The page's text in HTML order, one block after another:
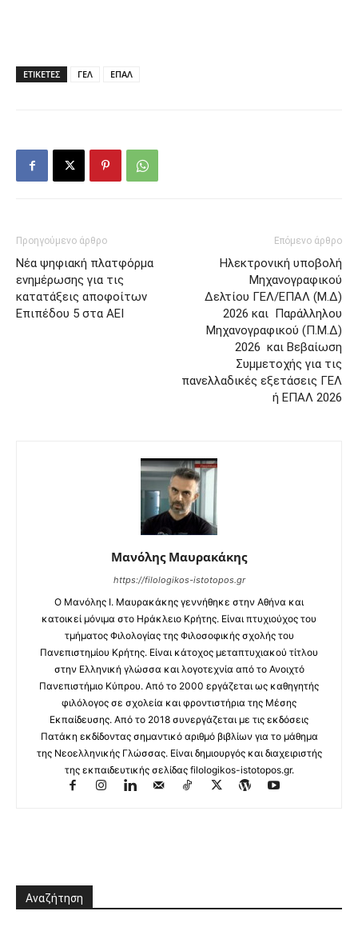
ΕΤΙΚΕΤΕΣ ΓΕΛ ΕΠΑΛ
Προηγούμενο άρθρο
Νέα ψηφιακή πλατφόρμα
ενημέρωσης για τις
κατατάξεις αποφοίτων
Επιπέδου 5 στα ΑΕΙ
Επόμενο άρθρο
Ηλεκτρονική υποβολή
Μηχανογραφικού
Δελτίου ΓΕΛ/ΕΠΑΛ (Μ.Δ)
2026 και Παράλληλου
Μηχανογραφικού (Π.Μ.Δ)
2026 και Βεβαίωση
Συμμετοχής για τις
πανελλαδικές εξετάσεις ΓΕΛ
ή ΕΠΑΛ 2026
Μανόλης Μαυρακάκης
https://filologikos-istotopos.gr
Ο Μανόλης I. Μαυρακάκης γεννήθηκε στην Αθήνα και
κατοικεί μόνιμα στο Ηράκλειο Κρήτης. Είναι πτυχιούχος του
τμήματος Φιλολογίας της Φιλοσοφικής σχολής του
Πανεπιστημίου Κρήτης. Είναι κάτοχος μεταπτυχιακού τίτλου
στην Ελληνική γλώσσα και λογοτεχνία από το Ανοιχτό
Πανεπιστήμιο Κύπρου. Από το 2000 εργάζεται ως καθηγητής
φιλόλογος σε σχολεία και φροντιστήρια της Μέσης
Εκπαίδευσης. Από το 2018 συνεργάζεται με τις εκδόσεις
Πατάκη εκδίδοντας σημαντικό αριθμό βιβλίων για το μάθημα
της Νεοελληνικής Γλώσσας. Είναι δημιουργός και διαχειριστής
της εκπαιδευτικής σελίδας filologikos-istotopos.gr.
Αναζήτηση